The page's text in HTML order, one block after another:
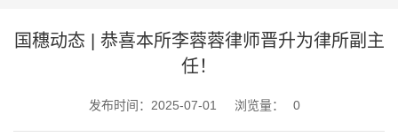
国穗动态 | 恭喜本所李蓉蓉律师晋升为律所副主
任！
发布时间：2025-07-01 浏览量： 0